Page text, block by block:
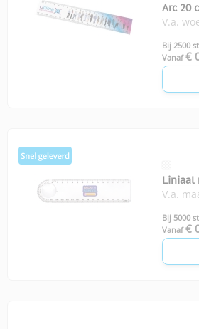
Arc 20
V.a.
Bij 2500
Vanaf €
Liniaal
V.a.
Bij 5000
Vanaf €